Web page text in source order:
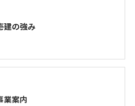
建の強み
業案内